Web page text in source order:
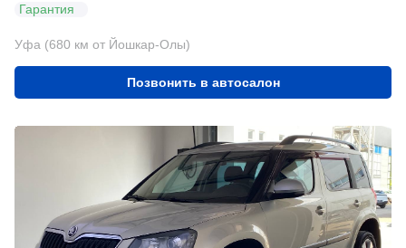
Гарантия
Уфа (680 км от Йошкар-Олы)
Позвонить в автосалон